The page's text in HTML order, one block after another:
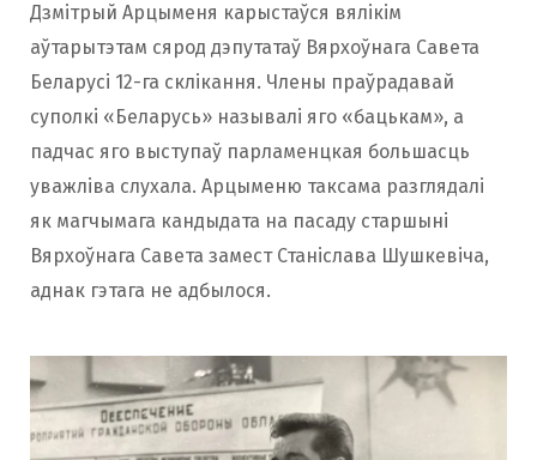
Дзмітрый Арцыменя карыстаўся вялікім
аўтарытэтам сярод дэпутатаў Вярхоўнага Савета
Беларусі 12-га склікання. Члены праўрадавай
суполкі «Беларусь» называлі яго «бацькам», а
падчас яго выступаў парламенцкая большасць
уважліва слухала. Арцыменю таксама разглядалі
як магчымага кандыдата на пасаду старшыні
Вярхоўнага Савета замест Станіслава Шушкевіча,
аднак гэтага не адбылося.